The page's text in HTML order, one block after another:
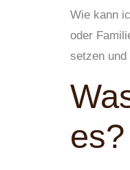
Wie kann
oder
setzen
es?